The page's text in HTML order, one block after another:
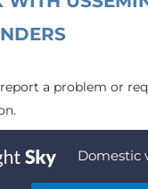
a problem or
Domestic